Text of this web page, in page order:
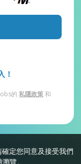
定您同意及接受我們
覽。
！
的 私隱政策和
細則